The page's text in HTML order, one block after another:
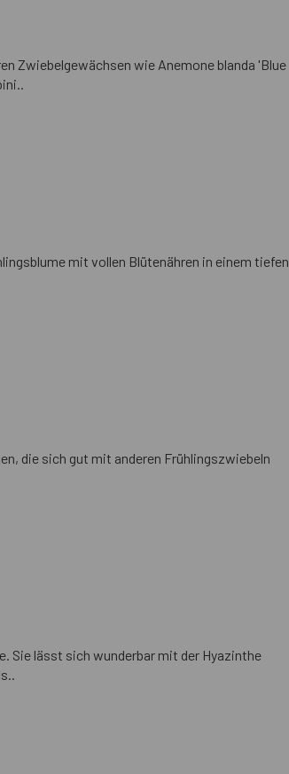
Zwiebelgewächsen wie Anemone blanda 'Blue
mit vollen Blütenähren in einem tiefen
die sich gut mit anderen Frühlingszwiebeln
Sie lässt sich wunderbar mit der Hyazinthe